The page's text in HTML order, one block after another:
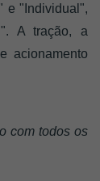
e "Individual",
A tração, a
acionamento
com todos os